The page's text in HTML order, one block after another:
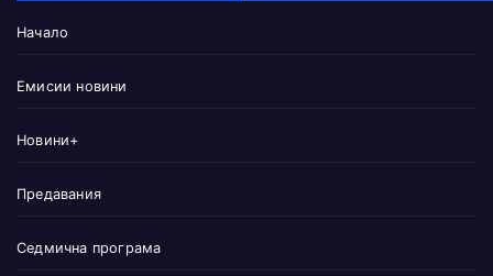
Начало
Емисии новини
Новини+
Предавания
Седмична програма